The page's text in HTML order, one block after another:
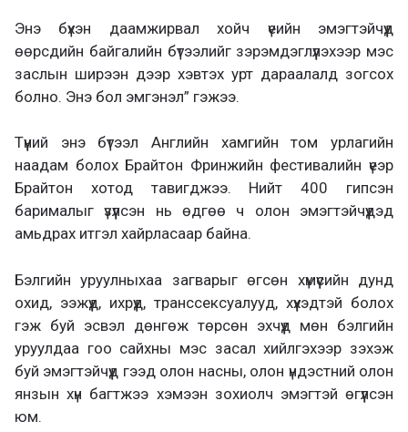
Энэ бүхэн даамжирвал хойч үеийн эмэгтэйчүүд
өөрсдийн байгалийн бүтээлийг зэрэмдэглүүлэхээр мэс
заслын ширээн дээр хэвтэх урт дараалалд зогсох
болно. Энэ бол эмгэнэл” гэжээ.
Түүний энэ бүтээл Английн хамгийн том урлагийн
наадам болох Брайтон Фринжийн фестивалийн үеэр
Брайтон хотод тавигджээ. Нийт 400 гипсэн
барималыг үзүүлсэн нь өдгөө ч олон эмэгтэйчүүдэд
амьдрах итгэл хайрласаар байна.
Бэлгийн уруулныхаа загварыг өгсөн хүмүүсийн дунд
охид, ээжүүд, ихрүүд, транссексуалууд, хүүхэдтэй болох
гэж буй эсвэл дөнгөж төрсөн эхчүүд мөн бэлгийн
уруулдаа гоо сайхны мэс засал хийлгэхээр зэхэж
буй эмэгтэйчүүд гээд олон насны, олон үндэстний олон
янзын хүн багтжээ хэмээн зохиолч эмэгтэй өгүүлсэн
юм.